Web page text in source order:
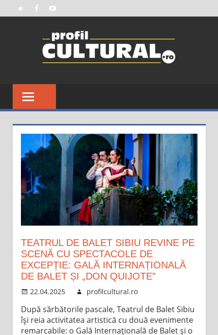
TEATRUL DE BALET SIBIU REVINE PE
SCENĂ CU SPECTACOLE DE
EXCEPȚIE: GALĂ INTERNAȚIONALĂ
DE BALET ȘI „DON QUIJOTE”
22.04.2025 profilcultural.ro
După sărbătorile pascale, Teatrul de Balet Sibiu
își reia activitatea artistică cu două evenimente
remarcabile: o Gală Internațională de Balet și o